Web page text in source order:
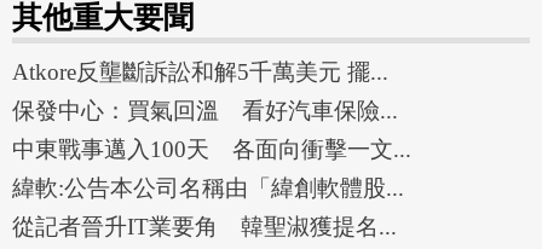
其他重大要聞
Atkore反壟斷訴訟和解5千萬美元 擺...
保發中心：買氣回溫 看好汽車保險...
中東戰事邁入100天 各面向衝擊一文...
緯軟:公告本公司名稱由「緯創軟體股...
從記者晉升IT業要角 韓聖淑獲提名...